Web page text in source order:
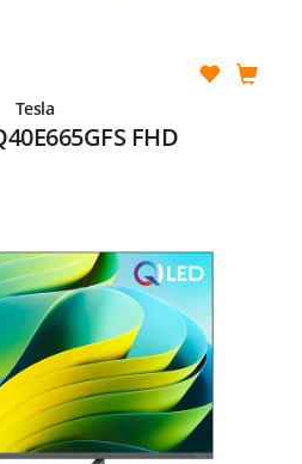
Tesla
FHD